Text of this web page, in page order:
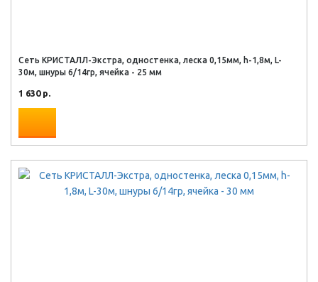
Сеть КРИСТАЛЛ-Экстра, одностенка, леска 0,15мм, h-1,8м, L-
30м, шнуры 6/14гр, ячейка - 25 мм
1 630 р.